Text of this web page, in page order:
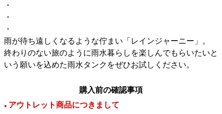
・
・
・
雨が待ち遠しくなるような佇まい「レインジャーニー」。
終わりのない旅のように雨水暮らしを楽しんでもらいたいと
いう願いを込めた雨水タンクをぜひお試しください。
購入前の確認事項
● アウトレット商品につきまして